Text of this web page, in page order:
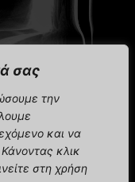
σας
την
και να
κλικ
στη χρήση
reserved.